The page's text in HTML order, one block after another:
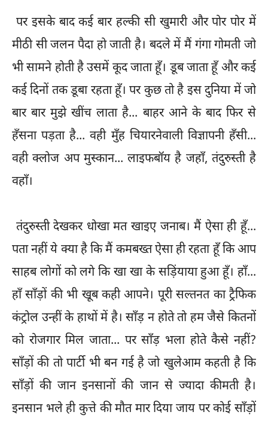
पर इसके बाद कई बार हल्की सी खुमारी और पोर पोर में
मीठी सी जलन पैदा हो जाती है। बदले में मैं गंगा गोमती जो
भी सामने होती है उसमें कूद जाता हूँ। डूब जाता हूँ और कई
कई दिनों तक डूबा रहता हूँ। पर कुछ तो है इस दुनिया में जो
बार बार मुझे खींच लाता है... बाहर आने के बाद फिर से
हँसना पड़ता है... वही मुँह चियारनेवाली विज्ञापनी हँसी...
वही क्लोज अप मुस्कान... लाइफबॉय है जहाँ, तंदुरुस्ती है
वहाँ।
तंदुरुस्ती देखकर धोखा मत खाइए जनाब। मैं ऐसा ही हूँ...
पता नहीं ये क्या है कि मैं कमबख्त ऐसा ही रहता हूँ कि आप
साहब लोगों को लगे कि खा खा के सड़िंयाया हुआ हूँ। हाँ...
हाँ साँड़ों की भी खूब कही आपने। पूरी सल्तनत का ट्रैफिक
कंट्रोल उन्हीं के हाथों में है। साँड़ न होते तो हम जैसे कितनों
को रोजगार मिल जाता... पर साँड़ भला होते कैसे नहीं?
साँड़ों की तो पार्टी भी बन गई है जो खुलेआम कहती है कि
साँड़ों की जान इनसानों की जान से ज्यादा कीमती है।
इनसान भले ही कुत्ते की मौत मार दिया जाय पर कोई साँड़ों